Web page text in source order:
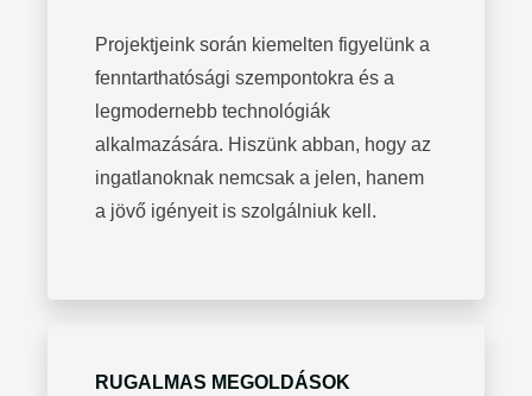
Projektjeink során kiemelten figyelünk a
fenntarthatósági szempontokra és a
legmodernebb technológiák
alkalmazására. Hiszünk abban, hogy az
ingatlanoknak nemcsak a jelen, hanem
a jövő igényeit is szolgálniuk kell.
RUGALMAS MEGOLDÁSOK